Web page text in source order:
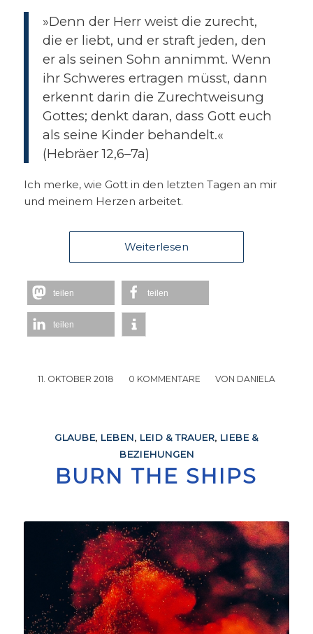
»Denn der Herr weist die zurecht,
die er liebt, und er straft jeden, den
er als seinen Sohn annimmt. Wenn
ihr Schweres ertragen müsst, dann
erkennt darin die Zurechtweisung
Gottes; denkt daran, dass Gott euch
als seine Kinder behandelt.«
(Hebräer 12,6–7a)
Ich merke, wie Gott in den letzten Tagen an mir
und meinem Herzen arbeitet.
Weiterlesen
teilen teilen
teilen
11. OKTOBER 2018
/ 0 KOMMENTARE
/ VON DANIELA
GLAUBE, LEBEN, LEID & TRAUER, LIEBE &
BEZIEHUNGEN
BURN THE SHIPS